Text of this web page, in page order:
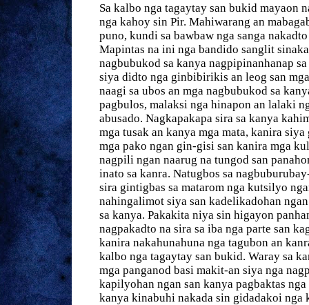
Sa kalbo nga tagaytay san bukid mayaon
nga kahoy sin Pir. Mahiwarang an
puno, kundi sa bawbaw nga sanga
Mapintas na ini nga bandido sanglit
nagbubukod sa kanya nagpipinanhanap
siya didto nga ginbibirikis an leog san
naagi sa ubos an mga nagbubukod sa
pagbulos, malaksi nga hinapon an lalaki
abusado. Nagkapakapa sira sa kanya
mga tusak an kanya mga mata, kanira
mga pako ngan gin-gisi san kanira mga
nagpili ngan naarug na tungod san
inato sa kanra. Natugbos sa
sira gintigbas sa matarom nga kutsilyo
nahingalimot siya san kadelikadohan
sa kanya. Pakakita niya sin higayon
nagpakadto na sira sa iba nga parte san
kanira nakahunahuna nga tagubon an
kalbo nga tagaytay san bukid. Waray sa
mga panganod basi makit-an siya nga
kapilyohan ngan san kanya pagbaktas
kanya kinabuhi nakada sin gidadakoi nga